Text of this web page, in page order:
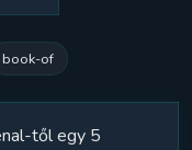
book-of
től egy 5